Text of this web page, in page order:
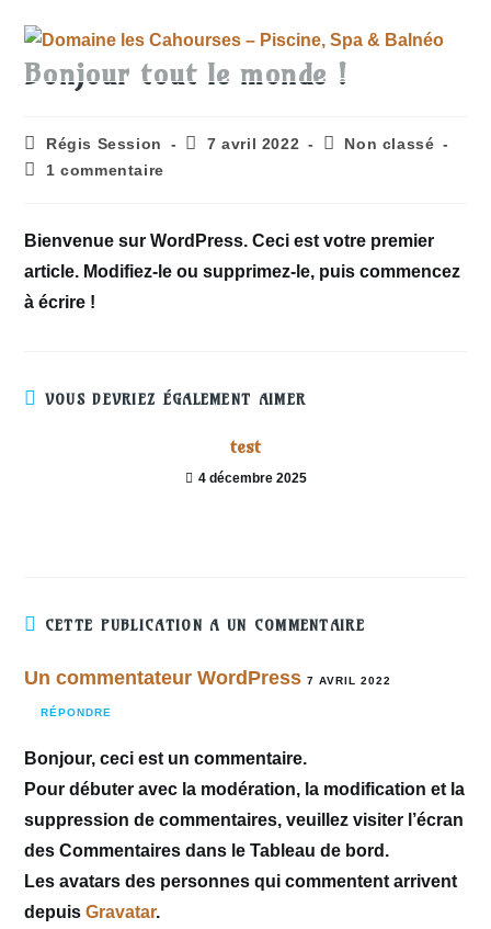
Bonjour tout le monde !
Régis Session 7 avril 2022
Non classé
1 commentaire
Bienvenue sur WordPress. Ceci est votre premier
article. Modifiez-le ou supprimez-le, puis commencez
à écrire !
VOUS DEVRIEZ ÉGALEMENT AIMER
test
4 décembre 2025
CETTE PUBLICATION A UN COMMENTAIRE
Un commentateur WordPress 7 AVRIL 2022
RÉPONDRE
Bonjour, ceci est un commentaire.
Pour débuter avec la modération, la modification et la
suppression de commentaires, veuillez visiter l’écran
des Commentaires dans le Tableau de bord.
Les avatars des personnes qui commentent arrivent
depuisGravatar.